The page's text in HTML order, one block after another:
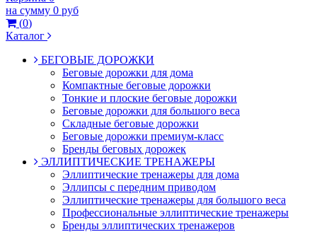
на сумму 0 руб
(0)
Каталог
БЕГОВЫЕ ДОРОЖКИ
Беговые дорожки для дома
Компактные беговые дорожки
Тонкие и плоские беговые дорожки
Беговые дорожки для большого веса
Складные беговые дорожки
Беговые дорожки премиум-класс
Бренды беговых дорожек
ЭЛЛИПТИЧЕСКИЕ ТРЕНАЖЕРЫ
Эллиптические тренажеры для дома
Эллипсы с передним приводом
Эллиптические тренажеры для большого веса
Профессиональные эллиптические тренажеры
Бренды эллиптических тренажеров